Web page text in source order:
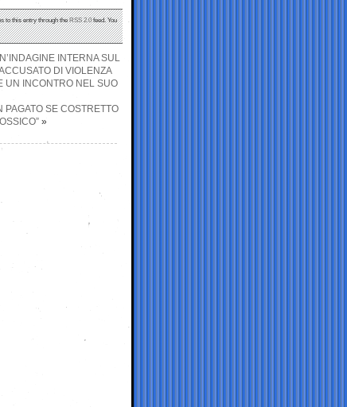
to this entry through theRSS 2.0feed. You
INTERNA SUL
DI VIOLENZA
UN INCONTRO NEL SUO
SE COSTRETTO
»